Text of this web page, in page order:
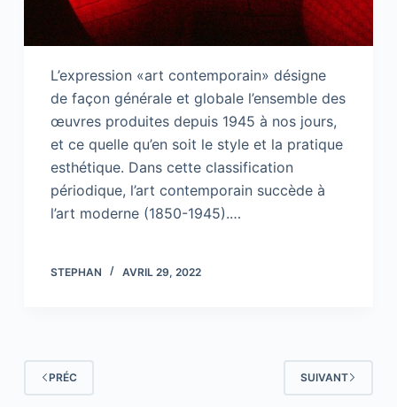
L’expression «art contemporain» désigne
de façon générale et globale l’ensemble des
œuvres produites depuis 1945 à nos jours,
et ce quelle qu’en soit le style et la pratique
esthétique. Dans cette classification
périodique, l’art contemporain succède à
l’art moderne (1850-1945).…
STEPHAN AVRIL 29, 2022
PRÉC SUIVANT